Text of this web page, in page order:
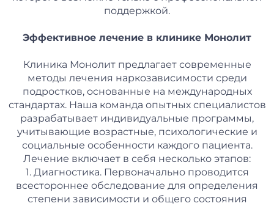
поддержкой.
Эффективное лечение в клинике Монолит
Клиника Монолит предлагает современные
методы лечения наркозависимости среди
подростков, основанные на международных
стандартах. Наша команда опытных специалистов
разрабатывает индивидуальные программы,
учитывающие возрастные, психологические и
социальные особенности каждого пациента.
Лечение включает в себя несколько этапов:
1. Диагностика. Первоначально проводится
всестороннее обследование для определения
степени зависимости и общего состояния